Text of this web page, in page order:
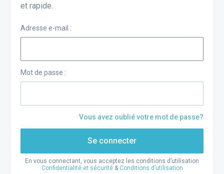
et rapide.
Adresse e-mail :
Mot de passe :
Vous avez oublié votre mot de passe?
Se connecter
En vous connectant, vous acceptez les conditions d’utilisation
Confidentialité et sécurité& Conditions d’utilisation